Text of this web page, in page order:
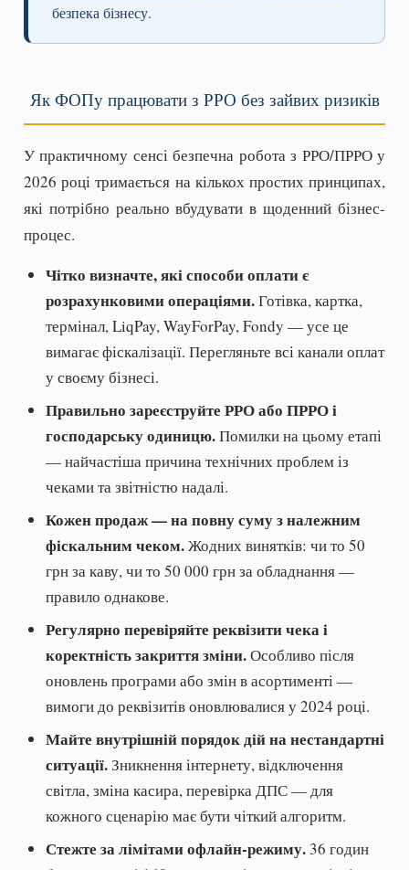
безпека бізнесу.
Як ФОПу працювати з РРО без зайвих ризиків
У практичному сенсі безпечна робота з РРО/ПРРО у
2026 році тримається на кількох простих принципах,
які потрібно реально вбудувати в щоденний бізнес-
процес.
Чітко визначте, які способи оплати є
розрахунковими операціями.Готівка, картка,
термінал, LiqPay, WayForPay, Fondy — усе це
вимагає фіскалізації. Перегляньте всі канали оплат
у своєму бізнесі.
Правильно зареєструйте РРО або ПРРО і
господарську одиницю.Помилки на цьому етапі
— найчастіша причина технічних проблем із
чеками та звітністю надалі.
Кожен продаж — на повну суму з належним
фіскальним чеком.Жодних винятків: чи то 50
грн за каву, чи то 50 000 грн за обладнання —
правило однакове.
Регулярно перевіряйте реквізити чека і
коректність закриття зміни.Особливо після
оновлень програми або змін в асортименті —
вимоги до реквізитів оновлювалися у 2024 році.
Майте внутрішній порядок дій на нестандартні
ситуації.Зникнення інтернету, відключення
світла, зміна касира, перевірка ДПС — для
кожного сценарію має бути чіткий алгоритм.
Стежте за лімітами офлайн-режиму. 36 годин